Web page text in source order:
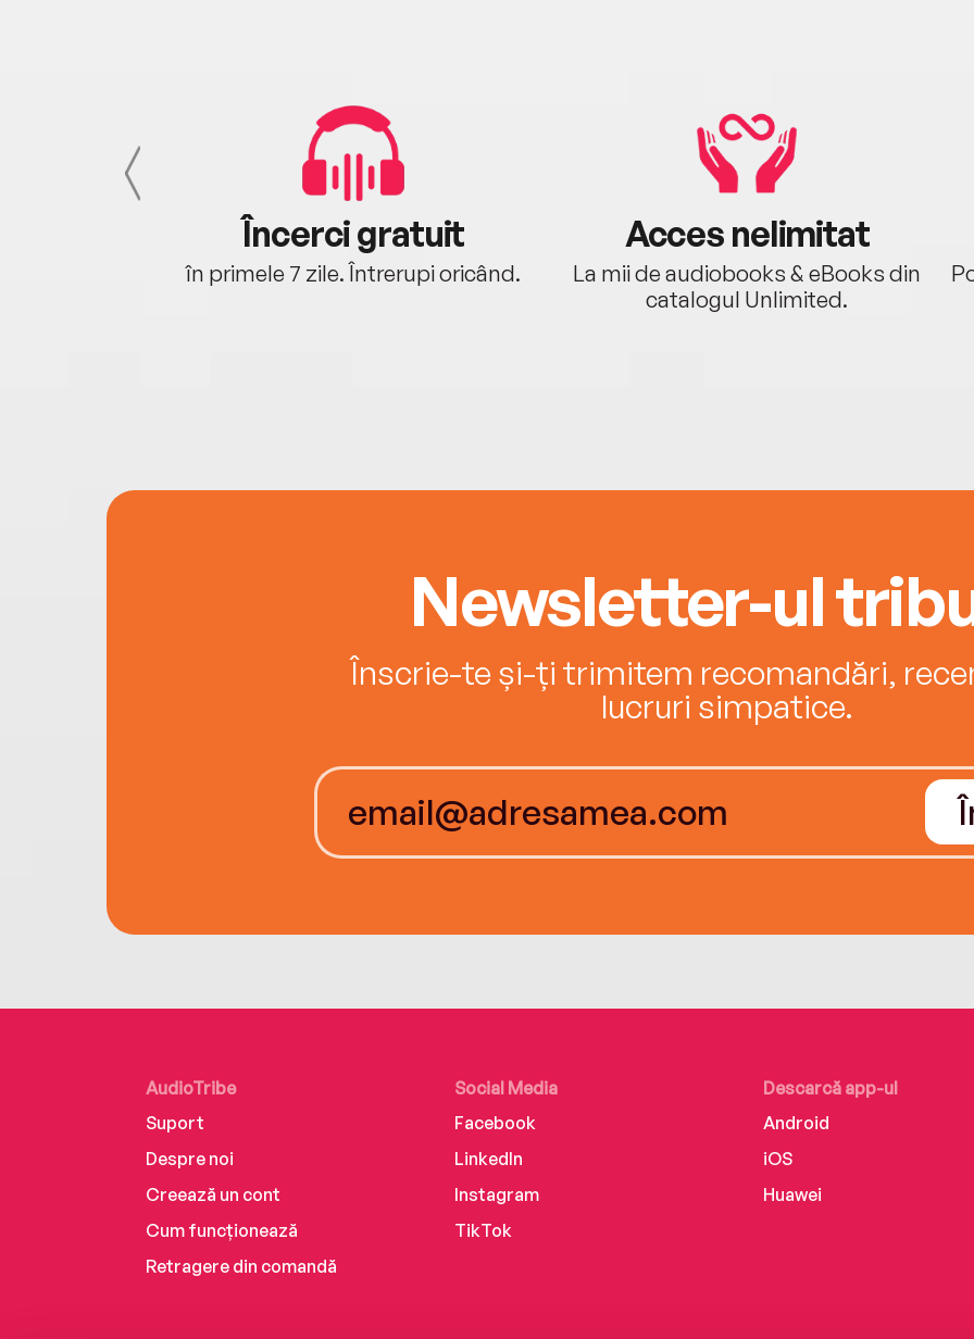
Încerci gratuit
în primele 7 zile. Întrerupi oricând.
Acces nelimitat
La mii de audiobooks & eBooks din
catalogul Unlimited.
Newsletter-ul
Înscrie-te și-ți trimitem recomandări,
lucruri simpatice.
AudioTribe
Suport
Despre noi
Creează un cont
Cum funcționează
Retragere din comandă
Social Media
Facebook
LinkedIn
Instagram
TikTok
Descarcă app-ul
Android
iOS
Huawei